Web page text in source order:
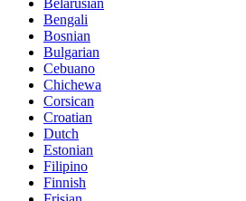
Belarusian
Bengali
Bosnian
Bulgarian
Cebuano
Chichewa
Corsican
Croatian
Dutch
Estonian
Filipino
Finnish